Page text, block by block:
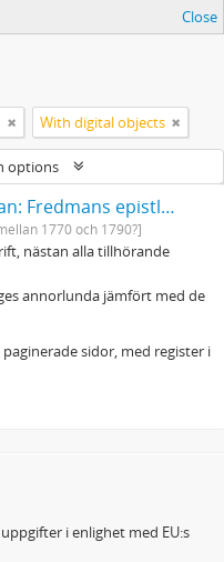
Close
With digital objects
options
Carl Michael Bellman: Fredmans epistlar m.m.
1770 och 1790?]
nästan alla tillhörande
annorlunda jämfört med de
sidor, med register i
i enlighet med EU:s